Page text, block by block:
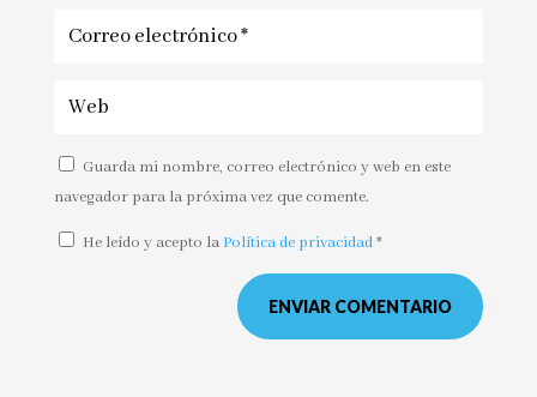
Guarda mi nombre, correo electrónico y web en este
navegador para la próxima vez que comente.
He leído y acepto la Política de privacidad*
ENVIAR COMENTARIO